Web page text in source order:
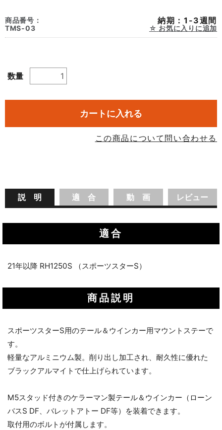
商品番号：
TMS-03
納期：1-3週間
お気に入りに追加
数量
カートに入れる
この商品について問い合わせる
説 明 適 合 動 画 レビュー
適合
21年以降 RH1250S （スポーツスターS）
商品説明
スポーツスターS用のテール＆ウインカー用マウントステーで
す。
軽量なアルミニウム製。削り出し加工され、耐久性に優れた
ブラックアルマイトで仕上げられています。
M5スタッド付きのケラーマン製テール＆ウインカー（ローン
バスS DF、バレットアトー DF等）を装着できます。
取付用のボルトが付属します。